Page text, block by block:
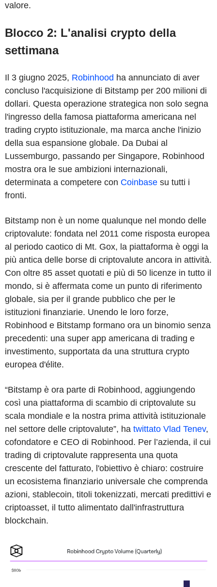
valore.
Blocco 2: L'analisi crypto della
settimana
Il 3 giugno 2025, Robinhood ha annunciato di aver
concluso l'acquisizione di Bitstamp per 200 milioni di
dollari. Questa operazione strategica non solo segna
l'ingresso della famosa piattaforma americana nel
trading crypto istituzionale, ma marca anche l'inizio
della sua espansione globale. Da Dubai al
Lussemburgo, passando per Singapore, Robinhood
mostra ora le sue ambizioni internazionali,
determinata a competere con Coinbase su tutti i
fronti.
Bitstamp non è un nome qualunque nel mondo delle
criptovalute: fondata nel 2011 come risposta europea
al periodo caotico di Mt. Gox, la piattaforma è oggi la
più antica delle borse di criptovalute ancora in attività.
Con oltre 85 asset quotati e più di 50 licenze in tutto il
mondo, si è affermata come un punto di riferimento
globale, sia per il grande pubblico che per le
istituzioni finanziarie. Unendo le loro forze,
Robinhood e Bitstamp formano ora un binomio senza
precedenti: una super app americana di trading e
investimento, supportata da una struttura crypto
europea d'élite.
“Bitstamp è ora parte di Robinhood, aggiungendo
così una piattaforma di scambio di criptovalute su
scala mondiale e la nostra prima attività istituzionale
nel settore delle criptovalute”, ha twittato Vlad Tenev,
cofondatore e CEO di Robinhood. Per l’azienda, il cui
trading di criptovalute rappresenta una quota
crescente del fatturato, l'obiettivo è chiaro: costruire
un ecosistema finanziario universale che comprenda
azioni, stablecoin, titoli tokenizzati, mercati predittivi e
criptoasset, il tutto alimentato dall'infrastruttura
blockchain.